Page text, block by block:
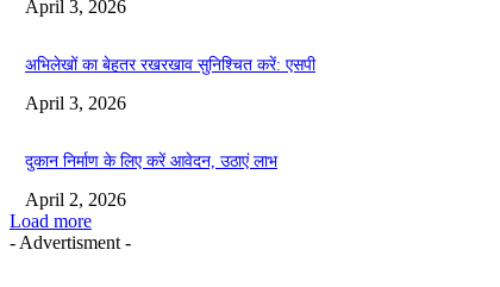
April 3, 2026
अभिलेखों का बेहतर रखरखाव सुनिश्चित करें: एसपी
April 3, 2026
दुकान निर्माण के लिए करें आवेदन, उठाएं लाभ
April 2, 2026
Load more
- Advertisment -